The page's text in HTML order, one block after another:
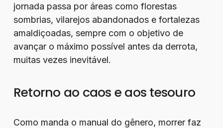
jornada passa por áreas como florestas
sombrias, vilarejos abandonados e fortalezas
amaldiçoadas, sempre com o objetivo de
avançar o máximo possível antes da derrota,
muitas vezes inevitável.
Retorno ao caos e aos tesouro
Como manda o manual do gênero, morrer faz